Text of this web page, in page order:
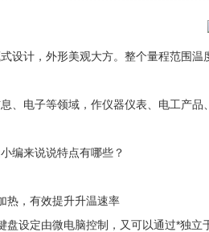
设计，外形美观大方。整个量程范围
电子等领域，作仪器仪表、电工产品
编来说说特点有哪些？
，有效提升升温速率
定由微电脑控制，又可以通过*独立